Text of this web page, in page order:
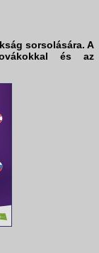
sorsolására. A
és az